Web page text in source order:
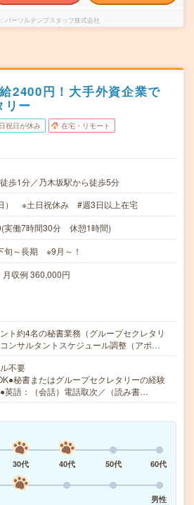
パーソルテンプスタッフ株式会社
2400円！大手外資企業で
リー
祝日が休み 在宅・リモート
歩1分／乃木坂駅から徒歩5分
） ※土日祝休み #週3日以上在宅
実働7時間30分 休憩1時間)
旬～長期 ※9月～！
収例 360,000円
ト約4名の秘書業務（グループセクレタリ
ンサルタントスケジュール調整（アポ…
不要
秘書またはグループセクレタリーの経験
英語：（会話）電話取次／（読み書…
30代 40代 50代
60代
男性